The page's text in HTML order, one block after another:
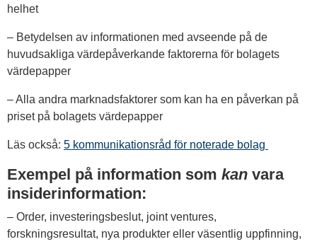
helhet
– Betydelsen av informationen med avseende på de
huvudsakliga värdepåverkande faktorerna för bolagets
värdepapper
– Alla andra marknadsfaktorer som kan ha en påverkan på
priset på bolagets värdepapper
Läs också: 5 kommunikationsråd för noterade bolag
Exempel på information som kan vara
insiderinformation:
– Order, investeringsbeslut, joint ventures,
forskningsresultat, nya produkter eller väsentlig uppfinning,